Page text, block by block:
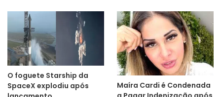
O foguete Starship da
SpaceX explodiu após
Maíra Cardi é Condenada